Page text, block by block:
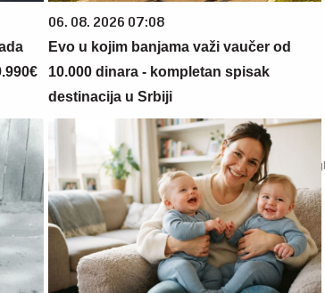
06. 08. 2026 07:08
Evo u kojim banjama važi vaučer od
10.000 dinara - kompletan spisak
destinacija u Srbiji